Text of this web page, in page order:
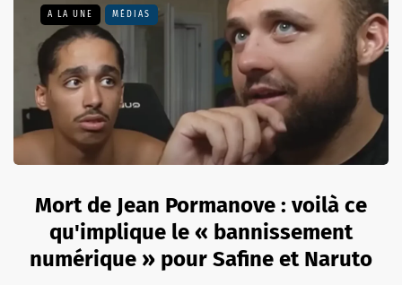
A LA UNE MÉDIAS
Mort de Jean Pormanove : voilà ce
qu'implique le « bannissement
numérique » pour Safine et Naruto